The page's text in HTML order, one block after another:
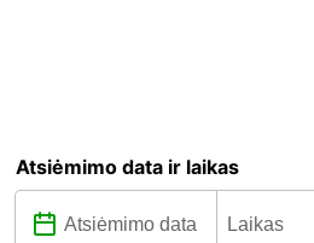
Atsiėmimo data ir laikas